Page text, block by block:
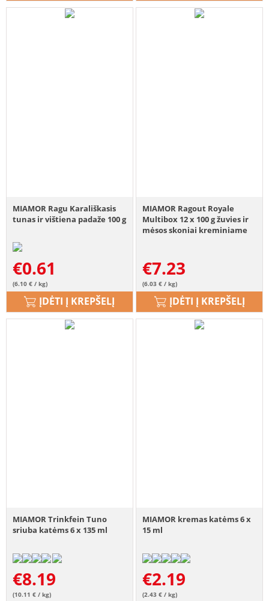
MIAMOR Ragu Karališkasis
tunas ir vištiena padaže 100 g
€0.61
(6.10 € / kg)
ĮDĖTI Į KREPŠELĮ
MIAMOR Ragout Royale
Multibox 12 x 100 g žuvies ir
mėsos skoniai kreminiame
€7.23
(6.03 € / kg)
ĮDĖTI Į KREPŠELĮ
MIAMOR Trinkfein Tuno
sriuba katėms 6 x 135 ml
€8.19
(10.11 € / kg)
MIAMOR kremas katėms 6 x
15 ml
€2.19
(2.43 € / kg)